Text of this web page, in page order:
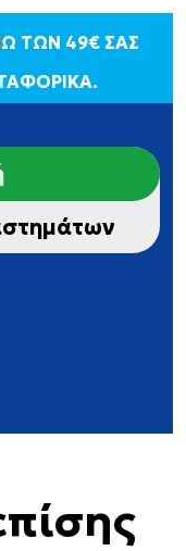
ΤΩΝ 49€ ΣΑΣ